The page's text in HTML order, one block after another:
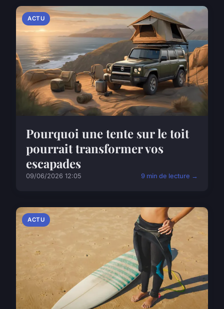
ACTU
Pourquoi une tente sur le toit
pourrait transformer vos
escapades
09/06/2026 12:05 9 min de lecture →
ACTU